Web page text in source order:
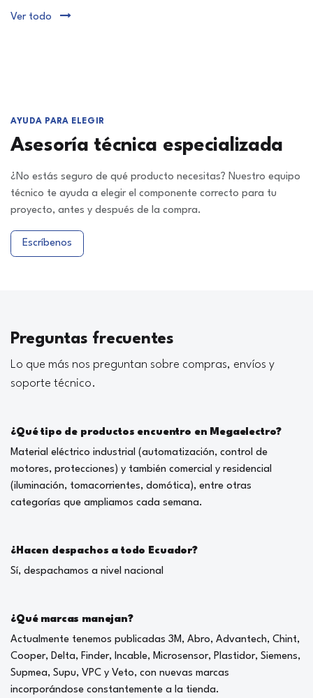
Ver todo
AYUDA PARA ELEGIR
Asesoría técnica especializada
¿No estás seguro de qué producto necesitas? Nuestro equipo
técnico te ayuda a elegir el componente correcto para tu
proyecto, antes y después de la compra.
Escríbenos
Preguntas frecuentes
Lo que más nos preguntan sobre compras, envíos y
soporte técnico.
¿Qué tipo de productos encuentro en Megaelectro?
Material eléctrico industrial (automatización, control de
motores, protecciones) y también comercial y residencial
(iluminación, tomacorrientes, domótica), entre otras
categorías que ampliamos cada semana.
¿Hacen despachos a todo Ecuador?
Sí, despachamos a nivel nacional
¿Qué marcas manejan?
Actualmente tenemos publicadas 3M, Abro, Advantech, Chint,
Cooper, Delta, Finder, Incable, Microsensor, Plastidor, Siemens,
Supmea, Supu, VPC y Veto, con nuevas marcas
incorporándose constantemente a la tienda.